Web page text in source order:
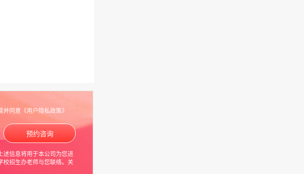
并同意 《用户隐私政策》
述信息将用于本公司为您进
校招生办老师与您联络。关
预约咨询